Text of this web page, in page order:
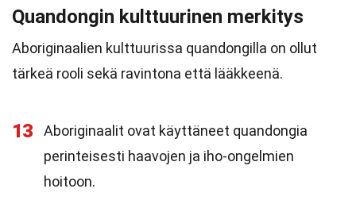
Quandongin kulttuurinen merkitys
Aboriginaalien kulttuurissa quandongilla on ollut
tärkeä rooli sekä ravintona että lääkkeenä.
13
Aboriginaalit ovat käyttäneet quandongia
perinteisesti haavojen ja iho-ongelmien
hoitoon.